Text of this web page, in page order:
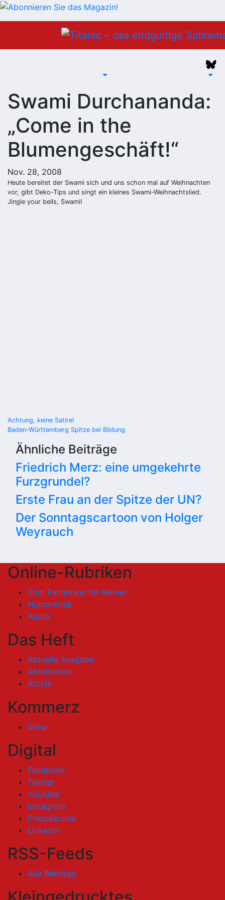
Swami Durchananda:
„Come in the
Blumengeschäft!“
Nov. 28, 2008
Heute bereitet der Swami sich und uns schon mal auf Weihnachten
vor, gibt Deko-Tips und singt ein kleines Swami-Weihnachtslied.
Jingle your bells, Swami!
Beitragsnavigation
Achtung, keine Satire!
Baden-Württemberg Spitze bei Bildung
Ähnliche Beiträge
Friedrich Merz: eine umgekehrte
Furzgrundel?
Erste Frau an der Spitze der UN?
Der Sonntagscartoon von Holger
Weyrauch
Online-Rubriken
Vom Fachmann für Kenner
Humorkritik
Audio
Das Heft
Aktuelle Ausgabe
Abonnieren
Archiv
Kommerz
Shop
Digital
Facebook
Twitter
Youtube
Instagram
Pressearchiv
LinkedIn
RSS-Feeds
Alle Beiträge